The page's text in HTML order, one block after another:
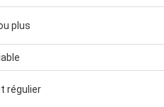
plus
régulier